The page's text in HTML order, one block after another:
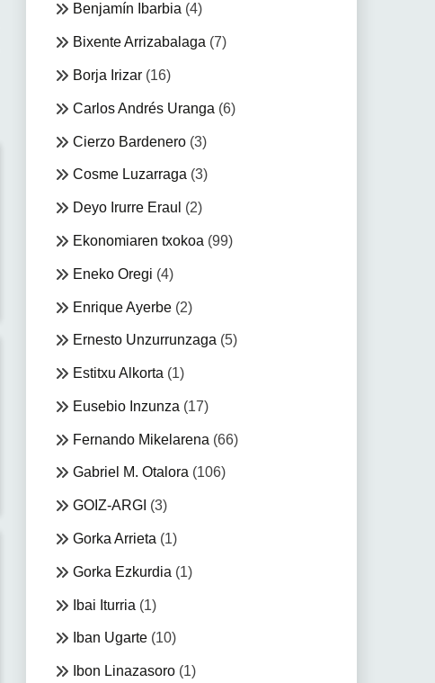
Benjamín Ibarbia (4)
Bixente Arrizabalaga (7)
Borja Irizar(16)
Carlos Andrés Uranga (6)
Cierzo Bardenero(3)
Cosme Luzarraga (3)
Deyo Irurre Eraul (2)
Ekonomiaren txokoa (99)
Eneko Oregi (4)
Enrique Ayerbe(2)
Ernesto Unzurrunzaga (5)
Estitxu Alkorta (1)
Eusebio Inzunza (17)
Fernando Mikelarena (66)
Gabriel M. Otalora(106)
GOIZ-ARGI (3)
Gorka Arrieta (1)
Gorka Ezkurdia (1)
Ibai Iturria (1)
Iban Ugarte(10)
Ibon Linazasoro(1)